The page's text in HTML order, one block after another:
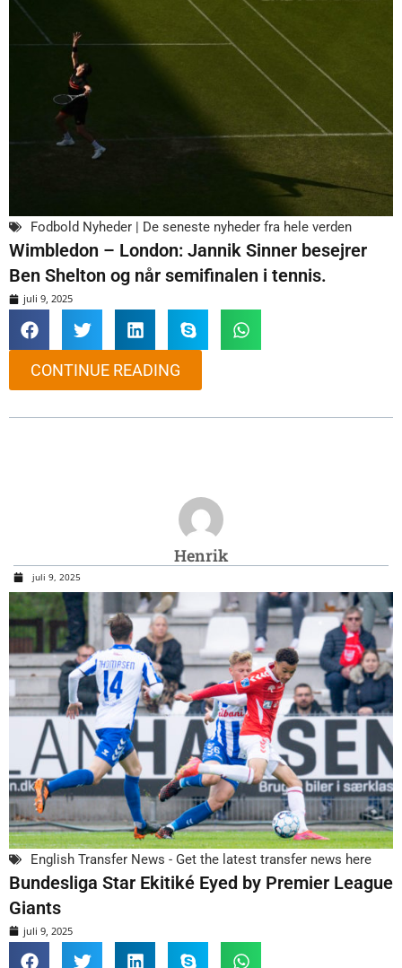
Fodbold Nyheder | De seneste nyheder fra hele verden
Wimbledon – London: Jannik Sinner besejrer
Ben Shelton og når semifinalen i tennis.
juli 9, 2025
CONTINUE READING
Henrik
juli 9, 2025
English Transfer News - Get the latest transfer news here
Bundesliga Star Ekitiké Eyed by Premier League
Giants
juli 9, 2025